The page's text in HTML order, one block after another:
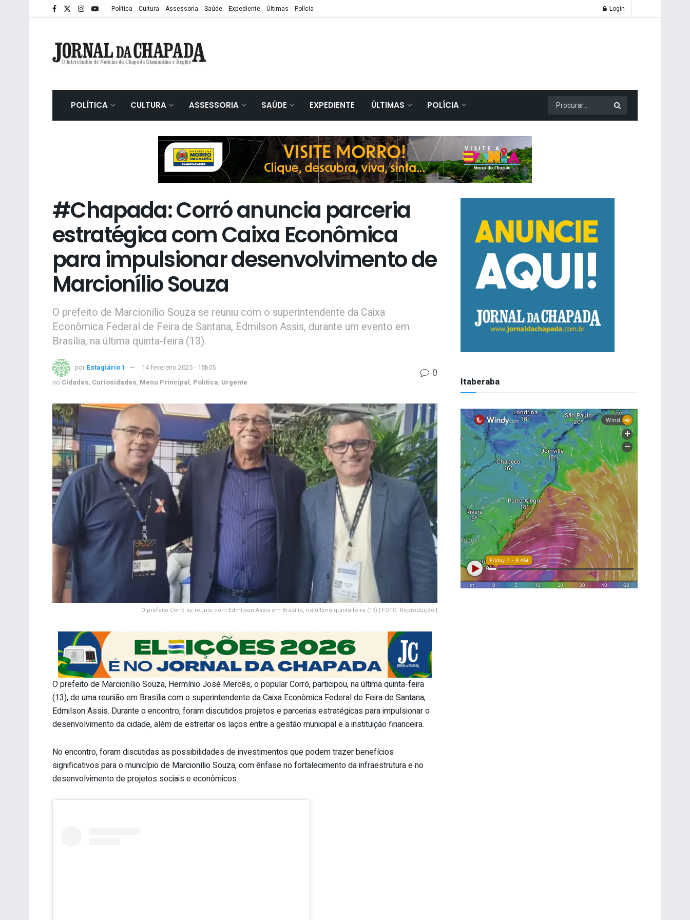
Política Cultura Assessoria Saúde Expediente Últimas Polícia Login
POLÍTICA CULTURA ASSESSORIA SAÚDE EXPEDIENTE ÚLTIMAS POLÍCIA
#Chapada: Corró anuncia parceria
estratégica com Caixa Econômica
para impulsionar desenvolvimento de
Marcionílio Souza
O prefeito de Marcionílio Souza se reuniu com o superintendente da Caixa
Econômica Federal de Feira de Santana, Edmilson Assis, durante um evento em
Brasília, na última quinta-feira (13).
por Estagiário 1
14 fevereiro 2025 - 15h05
no Cidades, Curiosidades, Menu Principal, Política, Urgente
0
O prefeito Corró se reuniu com Edmilson Assis em Brasília, na última quinta-feira (13) | FOTO: Reprodução |
O prefeito de Marcionílio Souza, Hermínio José Mercês, o popular Corró, participou, na última quinta-feira
(13), de uma reunião em Brasília com o superintendente da Caixa Econômica Federal de Feira de Santana,
Edmilson Assis. Durante o encontro, foram discutidos projetos e parcerias estratégicas para impulsionar o
desenvolvimento da cidade, além de estreitar os laços entre a gestão municipal e a instituição financeira.
No encontro, foram discutidas as possibilidades de investimentos que podem trazer benefícios
significativos para o município de Marcionílio Souza, com ênfase no fortalecimento da infraestrutura e no
desenvolvimento de projetos sociais e econômicos.
Itaberaba